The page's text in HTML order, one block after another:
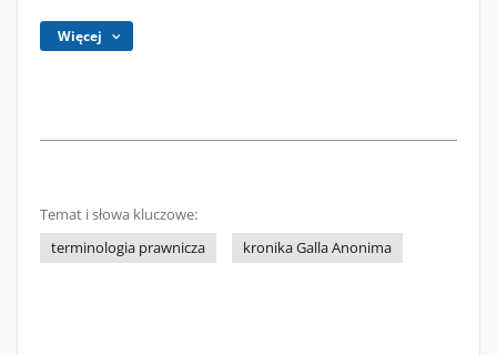
Więcej
Temat i słowa kluczowe:
terminologia prawnicza
kronika Galla Anonima